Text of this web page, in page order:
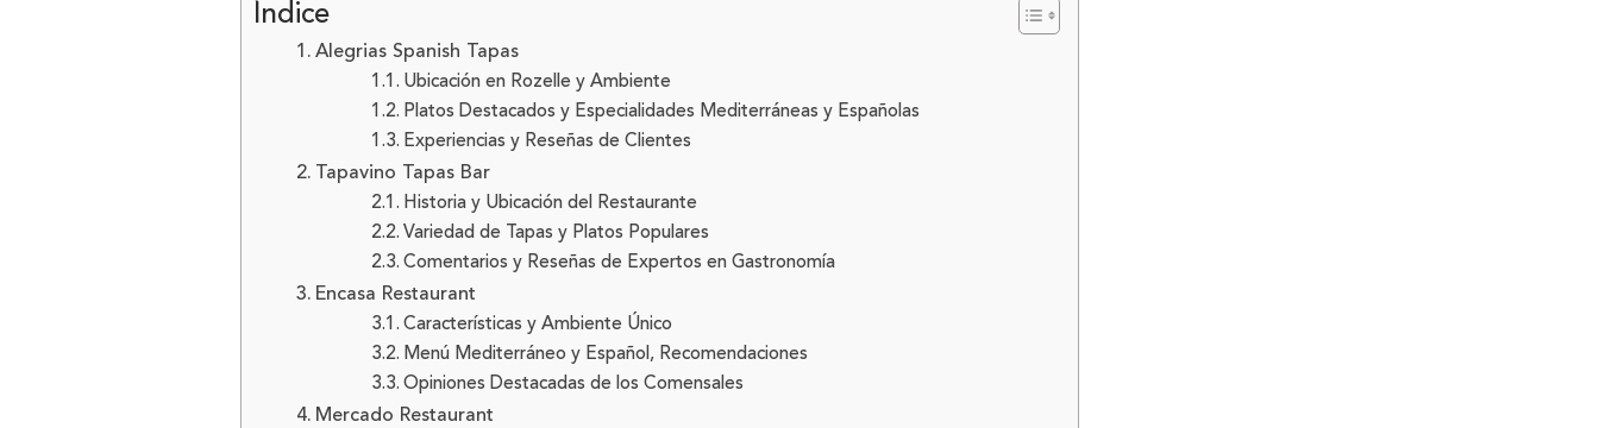
Índice
Alegrias Spanish Tapas
Ubicación en Rozelle y Ambiente
Platos Destacados y Especialidades Mediterráneas y Españolas
Experiencias y Reseñas de Clientes
Tapavino Tapas Bar
Historia y Ubicación del Restaurante
Variedad de Tapas y Platos Populares
Comentarios y Reseñas de Expertos en Gastronomía
Encasa Restaurant
Características y Ambiente Único
Menú Mediterráneo y Español, Recomendaciones
Opiniones Destacadas de los Comensales
Mercado Restaurant